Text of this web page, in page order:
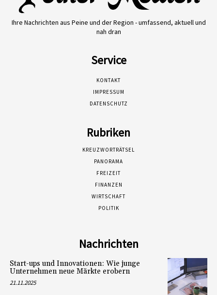
Ihre Nachrichten aus Peine und der Region - umfassend, aktuell und
nah dran
Service
KONTAKT
IMPRESSUM
DATENSCHUTZ
Rubriken
KREUZWORTRÄTSEL
PANORAMA
FREIZEIT
FINANZEN
WIRTSCHAFT
POLITIK
Nachrichten
Start-ups und Innovationen: Wie junge
Unternehmen neue Märkte erobern
21.11.2025